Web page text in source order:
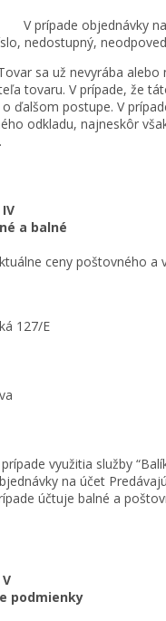
V prípade objednávky na
nedostupný,
sa už nevyrába alebo
tovaru. V prípade, že
ďalšom postupe. V
odkladu, najneskôr
a balné
ceny poštovného a
127/E
prípade využitia služby
na účet
účtuje balné a
podmienky